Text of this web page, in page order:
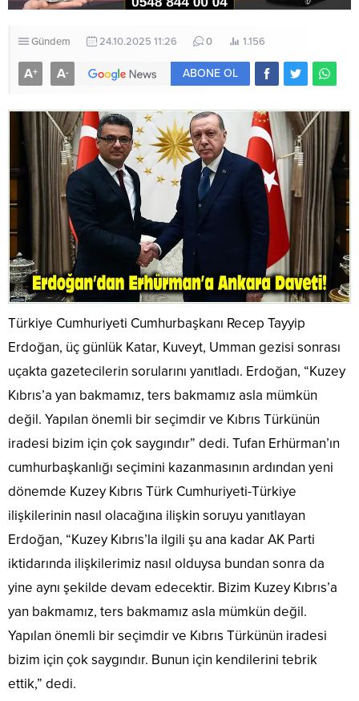
Gündem 24.10.2025 11:26 0 1.156
A+ A- ABONE OL
Türkiye Cumhuriyeti Cumhurbaşkanı Recep Tayyip
Erdoğan, üç günlük Katar, Kuveyt, Umman gezisi sonrası
uçakta gazetecilerin sorularını yanıtladı. Erdoğan, “Kuzey
Kıbrıs’a yan bakmamız, ters bakmamız asla mümkün
değil. Yapılan önemli bir seçimdir ve Kıbrıs Türkünün
iradesi bizim için çok saygındır” dedi. Tufan Erhürman’ın
cumhurbaşkanlığı seçimini kazanmasının ardından yeni
dönemde Kuzey Kıbrıs Türk Cumhuriyeti-Türkiye
ilişkilerinin nasıl olacağına ilişkin soruyu yanıtlayan
Erdoğan, “Kuzey Kıbrıs’la ilgili şu ana kadar AK Parti
iktidarında ilişkilerimiz nasıl olduysa bundan sonra da
yine aynı şekilde devam edecektir. Bizim Kuzey Kıbrıs’a
yan bakmamız, ters bakmamız asla mümkün değil.
Yapılan önemli bir seçimdir ve Kıbrıs Türkünün iradesi
bizim için çok saygındır. Bunun için kendilerini tebrik
ettik,” dedi.